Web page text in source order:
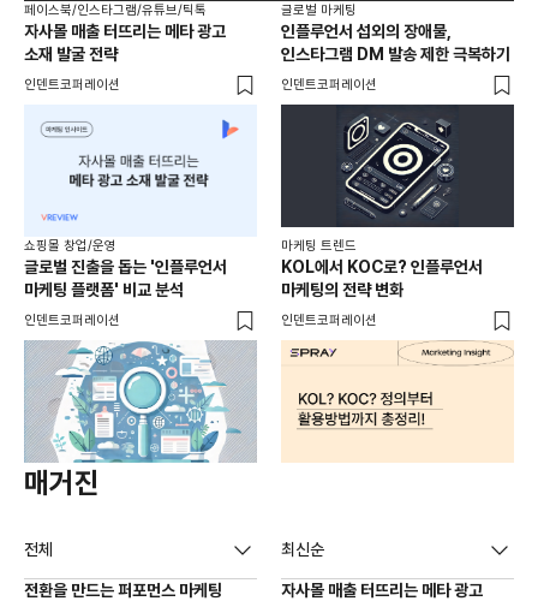
페이스북/인스타그램/유튜브/틱톡
자사몰 매출 터뜨리는 메타 광고
소재 발굴 전략
인덴트코퍼레이션
글로벌 마케팅
인플루언서 섭외의 장애물,
인스타그램 DM 발송 제한 극복하기
인덴트코퍼레이션
쇼핑몰 창업/운영
글로벌 진출을 돕는 '인플루언서
마케팅 플랫폼' 비교 분석
인덴트코퍼레이션
마케팅 트렌드
KOL에서 KOC로? 인플루언서
마케팅의 전략 변화
인덴트코퍼레이션
매거진
전체 최신순
전환을 만드는 퍼포먼스 마케팅
자사몰 매출 터뜨리는 메타 광고